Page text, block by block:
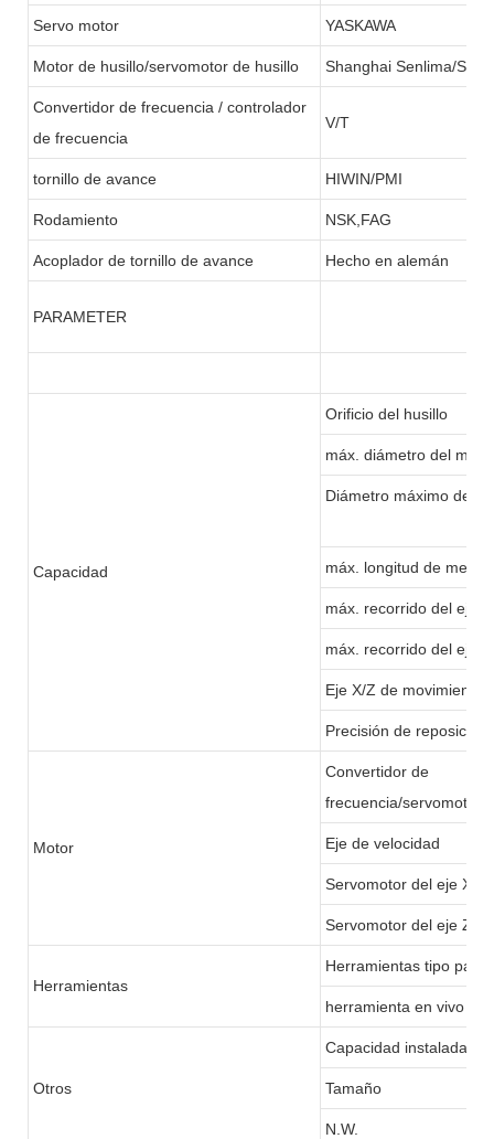
Servo motor YASKAWA
Motor de husillo/servomotor de husillo Shanghai Senlima/SFC
Convertidor de frecuencia / controlador
de frecuencia
V/T
tornillo de avance HIWIN/PMI
Rodamiento NSK,FAG
Acoplador de tornillo de avance Hecho en alemán
PARAMETER
Capacidad
Orificio del husillo
máx. diámetro del
Diámetro máximo de
máx. longitud de
máx. recorrido del eje
máx. recorrido del eje
Eje X/Z de movimiento
Precisión de reposición
Motor
Convertidor de
frecuencia/servomotor
Eje de velocidad
Servomotor del eje X
Servomotor del eje Z
Herramientas
Herramientas tipo
herramienta en vivo
Otros
Capacidad instalada
Tamaño
N.W.